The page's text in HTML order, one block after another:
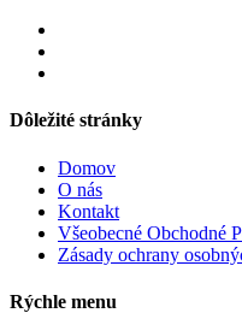
Dôležité stránky
Domov
O nás
Kontakt
Všeobecné Obchodné
Zásady ochrany
Rýchle menu